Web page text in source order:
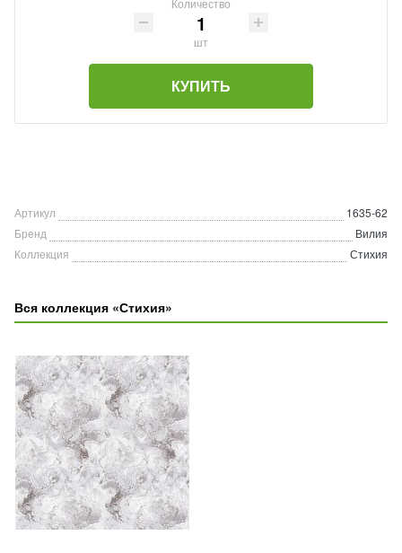
Количество
шт
КУПИТЬ
Артикул
1635-62
Бренд
Вилия
Коллекция
Стихия
Вся коллекция «Стихия»